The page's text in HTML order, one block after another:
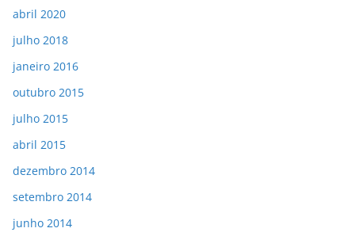
abril 2020
julho 2018
janeiro 2016
outubro 2015
julho 2015
abril 2015
dezembro 2014
setembro 2014
junho 2014